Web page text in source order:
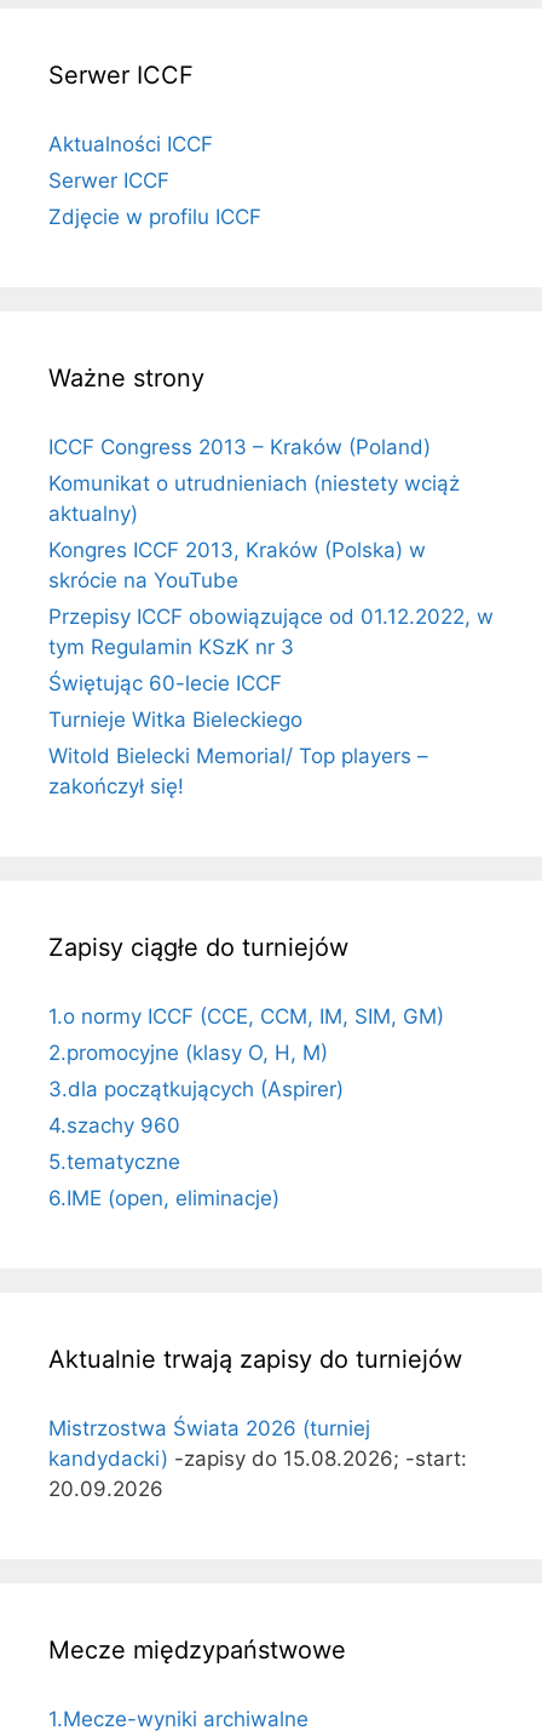
Serwer ICCF
Aktualności ICCF
Serwer ICCF
Zdjęcie w profilu ICCF
Ważne strony
ICCF Congress 2013 – Kraków (Poland)
Komunikat o utrudnieniach (niestety wciąż
aktualny)
Kongres ICCF 2013, Kraków (Polska) w
skrócie na YouTube
Przepisy ICCF obowiązujące od 01.12.2022, w
tym Regulamin KSzK nr 3
Świętując 60-lecie ICCF
Turnieje Witka Bieleckiego
Witold Bielecki Memorial/ Top players –
zakończył się!
Zapisy ciągłe do turniejów
1.o normy ICCF (CCE, CCM, IM, SIM, GM)
2.promocyjne (klasy O, H, M)
3.dla początkujących (Aspirer)
4.szachy 960
5.tematyczne
6.IME (open, eliminacje)
Aktualnie trwają zapisy do turniejów
Mistrzostwa Świata 2026 (turniej
kandydacki) -zapisy do 15.08.2026; -start:
20.09.2026
Mecze międzypaństwowe
1.Mecze-wyniki archiwalne